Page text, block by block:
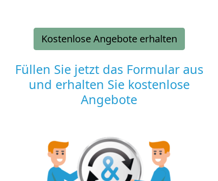
Kostenlose Angebote erhalten
Füllen Sie jetzt das Formular aus
und erhalten Sie kostenlose
Angebote